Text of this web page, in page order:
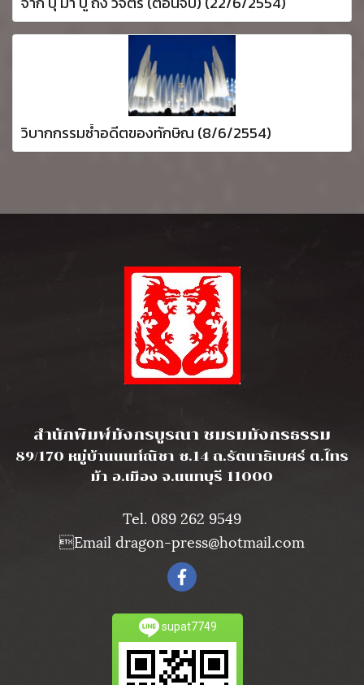
วิบากกรรมซ้ำอดีตของทักษิณ (8/6/2554)
สำนักพิมพ์มังกรบูรณา ชมรมมังกรธรรม
89/170 หมู่บ้านนนท์ณิชา ซ.14 ถ.รัตนาธิเบศร์ ต.ไทร
ม้า อ.เมือง จ.นนทบุรี 11000
Tel. 089 262 9549
Email dragon-press@hotmail.com
supat7749